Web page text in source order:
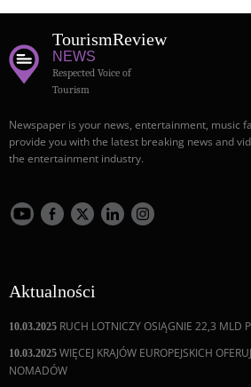
TourismReview
NEWS
Respected Voice of
Tourism
Newspaper is your news, entertainment, music
provide you with the latest breaking news and
the entertainment industry.
Aktualności
10.03.2025 RUCH LOTNICZY OSIĄGNIE 22,3 MLD
10.03.2025 WIĘCEJ KRAJÓW EUROPEJSKICH
NOMADÓW